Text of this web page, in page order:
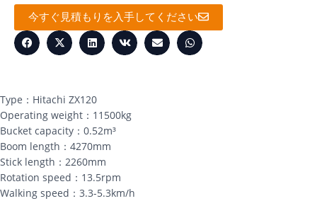
今すぐ見積もりを入手してください
Type：Hitachi ZX120
Operating weight：11500kg
Bucket capacity：0.52m³
Boom length：4270mm
Stick length：2260mm
Rotation speed：13.5rpm
Walking speed：3.3-5.3km/h